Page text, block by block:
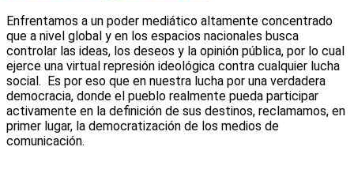
Enfrentamos a un poder mediático altamente concentrado
que a nivel global y en los espacios nacionales busca
controlar las ideas, los deseos y la opinión pública, por lo cual
ejerce una virtual represión ideológica contra cualquier lucha
social. Es por eso que en nuestra lucha por una verdadera
democracia, donde el pueblo realmente pueda participar
activamente en la definición de sus destinos, reclamamos, en
primer lugar, la democratización de los medios de
comunicación.